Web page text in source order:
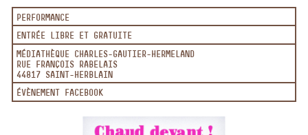
PERFORMANCE
ENTRÉE LIBRE ET GRATUITE
MÉDIATHÈQUE CHARLES-GAUTIER-HERMELAND
RUE FRANÇOIS RABELAIS
44817 SAINT-HERBLAIN
ÉVÈNEMENT FACEBOOK